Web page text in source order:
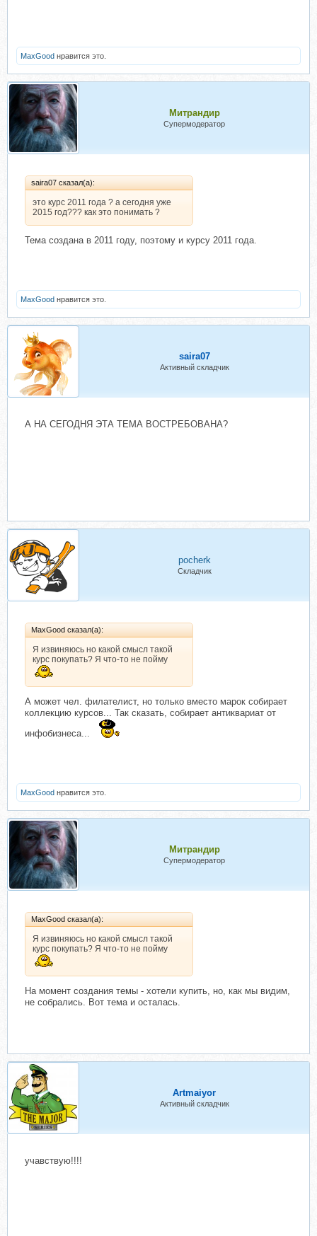
MaxGood нравится это.
Митрандир
Супермодератор
saira07 сказал(а):
это курс 2011 года ? а сегодня уже
2015 год??? как это понимать ?
Тема создана в 2011 году, поэтому и курсу 2011 года.
MaxGood нравится это.
saira07
Активный складчик
А НА СЕГОДНЯ ЭТА ТЕМА ВОСТРЕБОВАНА?
pocherk
Складчик
MaxGood сказал(а):
Я извиняюсь но какой смысл такой
курс покупать? Я что-то не пойму
А может чел. филателист, но только вместо марок собирает
коллекцию курсов... Так сказать, собирает антиквариат от
инфобизнеса...
MaxGood нравится это.
Митрандир
Супермодератор
MaxGood сказал(а):
Я извиняюсь но какой смысл такой
курс покупать? Я что-то не пойму
На момент создания темы - хотели купить, но, как мы видим,
не собрались. Вот тема и осталась.
Artmaiyor
Активный складчик
учавствую!!!!